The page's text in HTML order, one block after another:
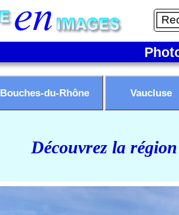
Bouches-du-Rhône Vaucluse
Découvrez la